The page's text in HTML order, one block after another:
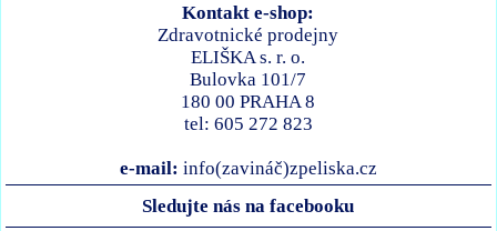
Kontakt e-shop:
Zdravotnické prodejny
ELIŠKA s. r. o.
Bulovka 101/7
180 00 PRAHA 8
tel: 605 272 823
e-mail: info(zavináč)zpeliska.cz
Sledujte nás na facebooku